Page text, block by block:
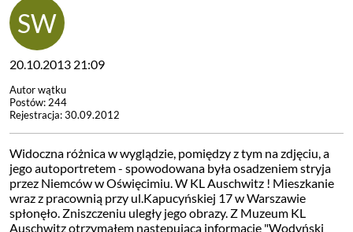
20.10.2013 21:09
Autor wątku
Postów: 244
Rejestracja: 30.09.2012
Widoczna różnica w wyglądzie, pomiędzy z tym na zdjęciu, a
jego autoportretem - spowodowana była osadzeniem stryja
przez Niemców w Oświęcimiu. W KL Auschwitz ! Mieszkanie
wraz z pracownią przy ul.Kapucyńskiej 17 w Warszawie
spłonęło. Zniszczeniu uległy jego obrazy. Z Muzeum KL
Auschwitz otrzymałem następującą informację "Wodyński